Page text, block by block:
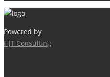
Powered by
HJT Consulting